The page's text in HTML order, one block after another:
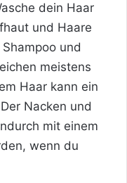
dein Haar
und Haare
und
meistens
Haar kann ein
Nacken und
mit einem
wenn du